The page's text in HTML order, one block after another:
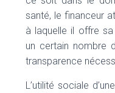
santé, le financeur
à laquelle il offre
un certain nombre
transparence
L’utilité sociale